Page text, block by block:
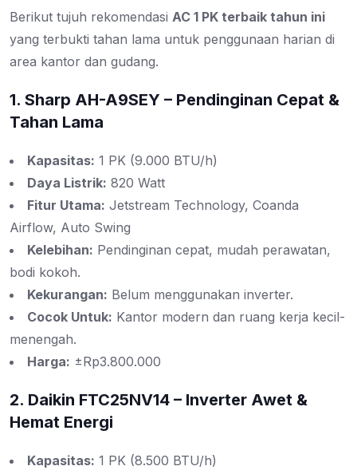
Berikut tujuh rekomendasi AC 1 PK terbaik tahun ini
yang terbukti tahan lama untuk penggunaan harian di
area kantor dan gudang.
1. Sharp AH-A9SEY – Pendinginan Cepat &
Tahan Lama
Kapasitas: 1 PK (9.000 BTU/h)
Daya Listrik: 820 Watt
Fitur Utama: Jetstream Technology, Coanda
Airflow, Auto Swing
Kelebihan: Pendinginan cepat, mudah perawatan,
bodi kokoh.
Kekurangan: Belum menggunakan inverter.
Cocok Untuk: Kantor modern dan ruang kerja kecil-
menengah.
Harga: ±Rp3.800.000
2. Daikin FTC25NV14 – Inverter Awet &
Hemat Energi
Kapasitas: 1 PK (8.500 BTU/h)